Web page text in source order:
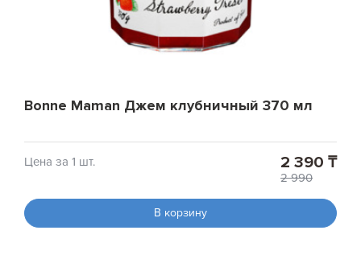
Bonne Maman Джем клубничный 370 мл
Цена за 1 шт. 2 390 ₸
2 990
В корзину